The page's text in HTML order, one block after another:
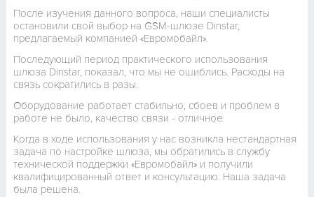
После изучения данного вопроса, наши специалисты
остановили свой выбор на GSM-шлюзе Dinstar,
предлагаемый компанией «Евромобайл».
Последующий период практического использования
шлюза Dinstar, показал, что мы не ошиблись. Расходы на
связь сократились в разы.
Оборудование работает стабильно, сбоев и проблем в
работе не было, качество связи - отличное.
Когда в ходе использования у нас возникла нестандартная
задача по настройке шлюза, мы обратились в службу
технической поддержки «Евромобайл» и получили
квалифицированный ответ и консультацию. Наша задача
была решена.